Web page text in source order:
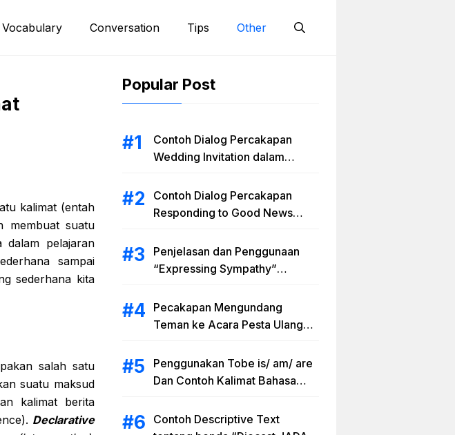
Vocabulary Conversation Tips Other
kalimat (entah
membuat suatu
dalam pelajaran
sampai
sederhana kita
salah satu
suatu maksud
kalimat berita
Declarative
Popular Post
Contoh Dialog Percakapan
Wedding Invitation dalam
Terlengkap
Contoh Dialog Percakapan
Responding to Good News
Latihan Soal Terlengkap
Penjelasan dan Penggunaan
“Expressing Sympathy”
dan Artinya
Pecakapan Mengundang
Teman ke Acara Pesta Ulang
Dalam Bahasa Inggris
Penggunakan Tobe is/ am/ are
Dan Contoh Kalimat Bahasa
Present Tense
Contoh Descriptive Text